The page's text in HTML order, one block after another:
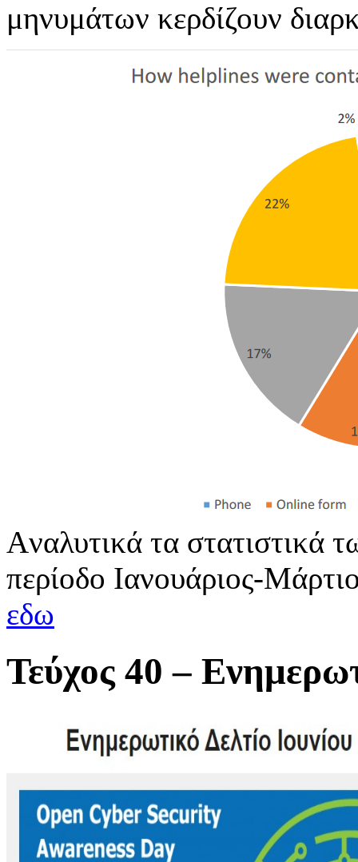
μηνυμάτων κερδίζουν
Aναλυτικά τα στατιστικά
περίοδο Ιανουάριος-
εδω
Τεύχος 40 –